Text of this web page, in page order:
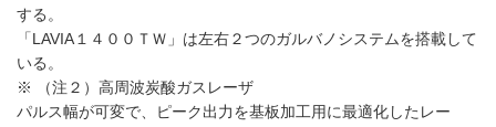
する。
「LAVIA１４００ＴＷ」は左右２つのガルバノシステムを搭載して
いる。
※ （注２）高周波炭酸ガスレーザ
パルス幅が可変で、ピーク出力を基板加工用に最適化したレー